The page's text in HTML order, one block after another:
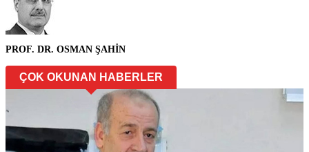
PROF. DR. OSMAN ŞAHİN
ÇOK OKUNAN HABERLER